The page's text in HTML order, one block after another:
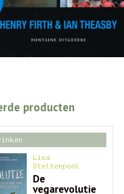
producten
Lisa
Steltenpool
De
vegarevolutie